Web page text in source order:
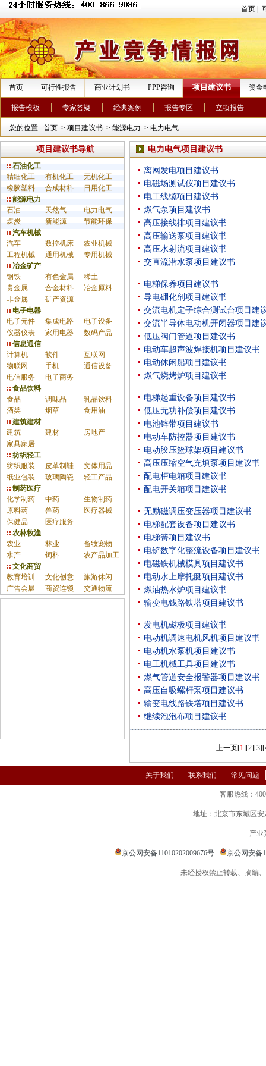
首页
首页 可行性报告 商业计划书 PPP咨询 项目建议书 资金
报告模板 专家答疑 经典案例 报告专区 立项报告
您的位置: 首页 > 项目建议书 > 能源电力 > 电力电气
项目建议书导航
石油化工
精细化工
有机化工
无机化工
橡胶塑料
合成材料
日用化工
能源电力
石油
天然气
电力电气
煤炭
新能源
节能环保
汽车机械
汽车
数控机床
农业机械
工程机械
通用机械
专用机械
冶金矿产
钢铁
有色金属
稀土
贵金属
合金材料
冶金原料
非金属
矿产资源
电子电器
电子元件
集成电路
电子设备
仪器仪表
家用电器
数码产品
信息通信
计算机
软件
互联网
物联网
手机
通信设备
电信服务
电子商务
食品饮料
食品
调味品
乳品饮料
酒类
烟草
食用油
建筑建材
建筑
建材
房地产
家具家居
纺织轻工
纺织服装
皮革制鞋
文体用品
纸业包装
玻璃陶瓷
轻工产品
制药医疗
化学制药
中药
生物制药
原料药
兽药
医疗器械
保健品
医疗服务
农林牧渔
农业
林业
畜牧宠物
水产
饲料
农产品加工
文化商贸
教育培训
文化创意
旅游休闲
广告会展
商贸连锁 交通物流
电力电气项目建议书
离网发电项目建议书
电磁场测试仪项目建议书
电工线缆项目建议书
燃气泵项目建议书
高压接线排项目建议书
高压输送泵项目建议书
高压水射流项目建议书
交直流潜水泵项目建议书
电梯保养项目建议书
导电硼化剂项目建议书
交流电机定子综合测试台项目建
交流半导体电动机开闭器项目建
低压阀门管道项目建议书
电动车超声波焊接机项目建议书
电动休闲船项目建议书
燃气烧烤炉项目建议书
电梯起重设备项目建议书
低压无功补偿项目建议书
电池锌带项目建议书
电动车防控器项目建议书
电动胶压篮球架项目建议书
高压压缩空气充填泵项目建议书
配电柜电箱项目建议书
配电开关箱项目建议书
无励磁调压变压器项目建议书
电梯配套设备项目建议书
电梯簧项目建议书
电铲数字化整流设备项目建议书
电磁铁机械模具项目建议书
电动水上摩托艇项目建议书
燃油热水炉项目建议书
输变电钱路铁塔项目建议书
发电机磁极项目建议书
电动机调速电机风机项目建议书
电动机水泵机项目建议书
电工机械工具项目建议书
燃气管道安全报警器项目建议书
高压自吸螺杆泵项目建议书
输变电线路铁塔项目建议书
继续泡泡布项目建议书
上一页[1][2][3][
关于我们 联系我们 常见问题
客服热线：
地址：北京市东城区
产业
京公网安备11010202009676号 京公网安备
未经授权禁止转载、摘编